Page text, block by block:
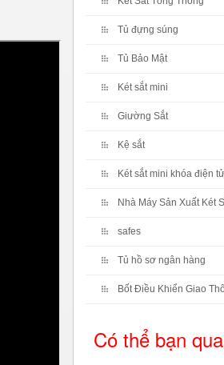
Tủ đựng súng
Tủ Bảo Mật
Két sắt mini
Giường Sắt
Kệ sắt
Két sắt mini khóa điện tử
Nhà Máy Sản Xuất Két
safes
Tủ hồ sơ ngân hàng
Bốt Điều Khiển Giao
Có thể bạn